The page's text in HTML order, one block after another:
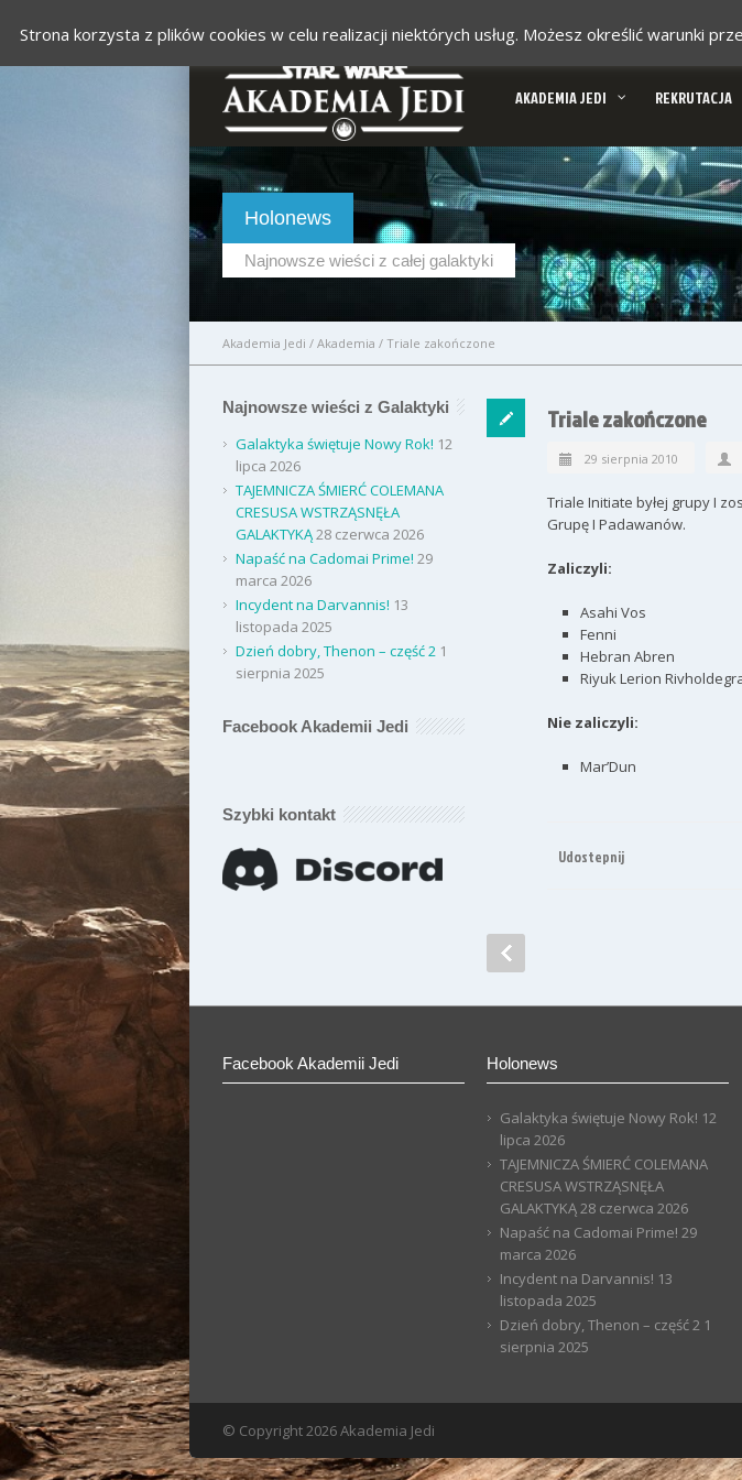
AKADEMIA JEDI REKRUTACJA
Holonews
Najnowsze wieści z całej galaktyki
Akademia Jedi / Akademia / Triale zakończone
Triale zakończone
29 sierpnia 2010
Triale Initiate byłej grupy I
Grupę I Padawanów.
Zaliczyli:
Asahi Vos
Fenni
Hebran Abren
Riyuk Lerion
Nie zaliczyli:
Mar’Dun
Udostepnij
Najnowsze wieści z Galaktyki
Galaktyka świętuje Nowy Rok! 12
lipca 2026
TAJEMNICZA ŚMIERĆ COLEMANA
CRESUSA WSTRZĄSNĘŁA
GALAKTYKĄ28 czerwca 2026
Napaść na Cadomai Prime! 29
marca 2026
Incydent na Darvannis! 13
listopada 2025
Dzień dobry, Thenon – część 2 1
sierpnia 2025
Facebook Akademii Jedi
Szybki kontakt
Facebook Akademii Jedi Holonews
Galaktyka świętuje Nowy Rok! 12
lipca 2026
TAJEMNICZA ŚMIERĆ COLEMANA
CRESUSA WSTRZĄSNĘŁA
GALAKTYKĄ28 czerwca 2026
Napaść na Cadomai Prime! 29
marca 2026
Incydent na Darvannis! 13
listopada 2025
Dzień dobry, Thenon – część 2 1
sierpnia 2025
© Copyright 2026 Akademia Jedi
Strona korzysta z plików cookies w celu realizacji niektórych usług. Możesz określić warunki